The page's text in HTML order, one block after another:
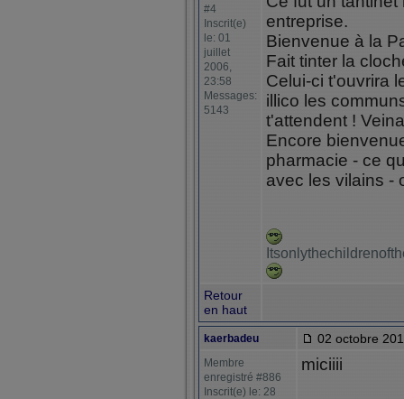
#4
Inscrit(e)
le: 01
juillet
2006,
23:58
Messages:
5143
entreprise.
Bienvenue à la
Fait tinter la
Celui-ci t'ouvrira
illico les
t'attendent !
Encore
pharmacie - ce
avec les vilains -
Retour
en haut
kaerbadeu 02 octobre
Membre
enregistré #886
Inscrit(e) le: 28
miciiii